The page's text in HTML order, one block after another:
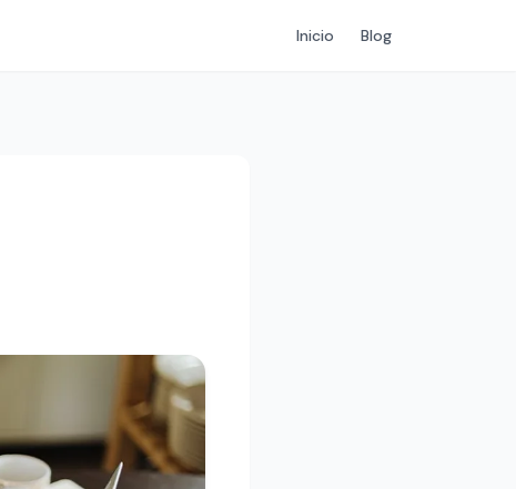
Inicio Blog